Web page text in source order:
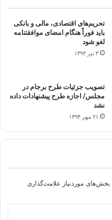
تحریم‌های اقتصادی، مالی و بانکی
باید فوراً هنگام امضای موافقتنامه
لغو شود
۳ تیر ۱۳۹۴
تصویب جزئیات طرح برجام در
مجلس/ اجازه طرح پیشنهادات داده
نشد
۲۱ مهر ۱۳۹۴
بخش‌های موردنیاز علامت‌گذاری